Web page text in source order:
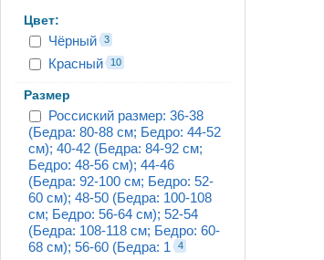
Цвет:
Чёрный 3
Красный 10
Размер
Россиский размер: 36-38
(Бедра: 80-88 см; Бедро: 44-52
см); 40-42 (Бедра: 84-92 см;
Бедро: 48-56 см); 44-46
(Бедра: 92-100 см; Бедро: 52-
60 см); 48-50 (Бедра: 100-108
см; Бедро: 56-64 см); 52-54
(Бедра: 108-118 см; Бедро: 60-
68 см); 56-60 (Бедра: 1
4